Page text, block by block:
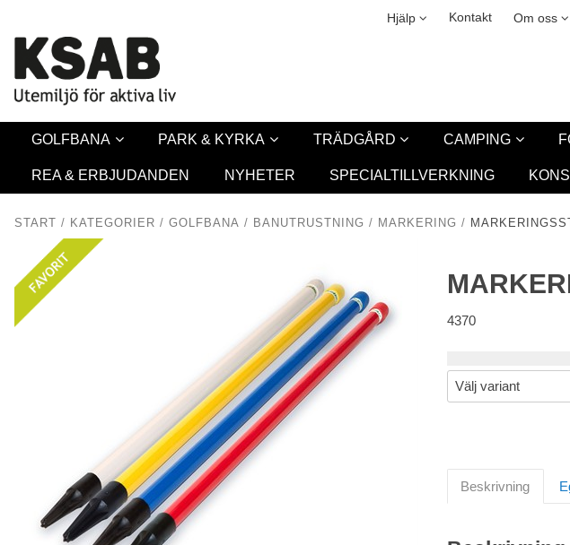
Hjälp
Säkerhet & Cookies Kontakt Om oss
Leasing
GOLFBANA PARK & KYRKA TRÄDGÅRD CAMPING
REA & ERBJUDANDEN NYHETER SPECIALTILLVERKNING
START / KATEGORIER / GOLFBANA / BANUTRUSTNING / MARKERING /
4370
Beskrivning